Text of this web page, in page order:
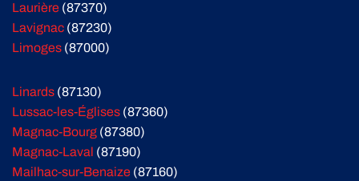
Laurière (87370)
Lavignac (87230)
Limoges (87000)
Linards (87130)
Lussac-les-Églises (87360)
Magnac-Bourg (87380)
Magnac-Laval (87190)
Mailhac-sur-Benaize (87160)